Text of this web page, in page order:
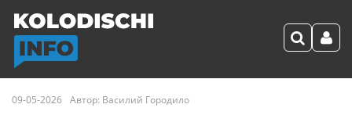
09-05-2026 Автор: Василий Городило